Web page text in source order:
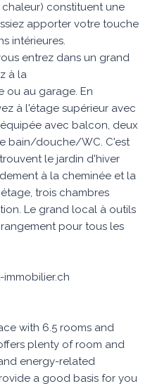
constituent une
apporter votre touche
intérieures.
entrez dans un grand
à la
ou au garage. En
à l'étage supérieur avec
avec balcon, deux
bain/douche/WC. C'est
le jardin d'hiver
à la cheminée et la
trois chambres
Le grand local à outils
pour tous les
immobilier.ch
with 6.5 rooms and
plenty of room and
energy-related
a good basis for you